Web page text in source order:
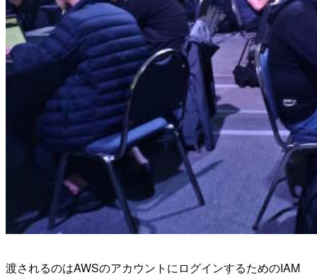
渡されるのはAWSのアカウントにログインするためのIAM